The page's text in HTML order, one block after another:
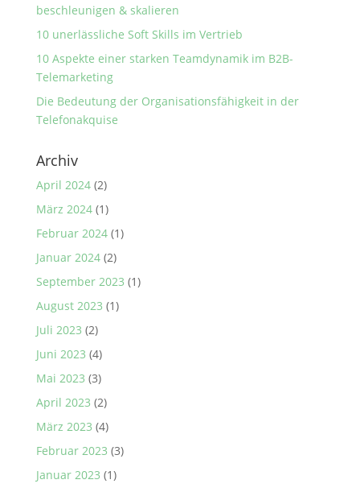
beschleunigen & skalieren
10 unerlässliche Soft Skills im Vertrieb
10 Aspekte einer starken Teamdynamik im B2B-
Telemarketing
Die Bedeutung der Organisationsfähigkeit in der
Telefonakquise
Archiv
April 2024(2)
März 2024(1)
Februar 2024(1)
Januar 2024(2)
September 2023 (1)
August 2023 (1)
Juli 2023 (2)
Juni 2023 (4)
Mai 2023 (3)
April 2023 (2)
März 2023 (4)
Februar 2023 (3)
Januar 2023 (1)